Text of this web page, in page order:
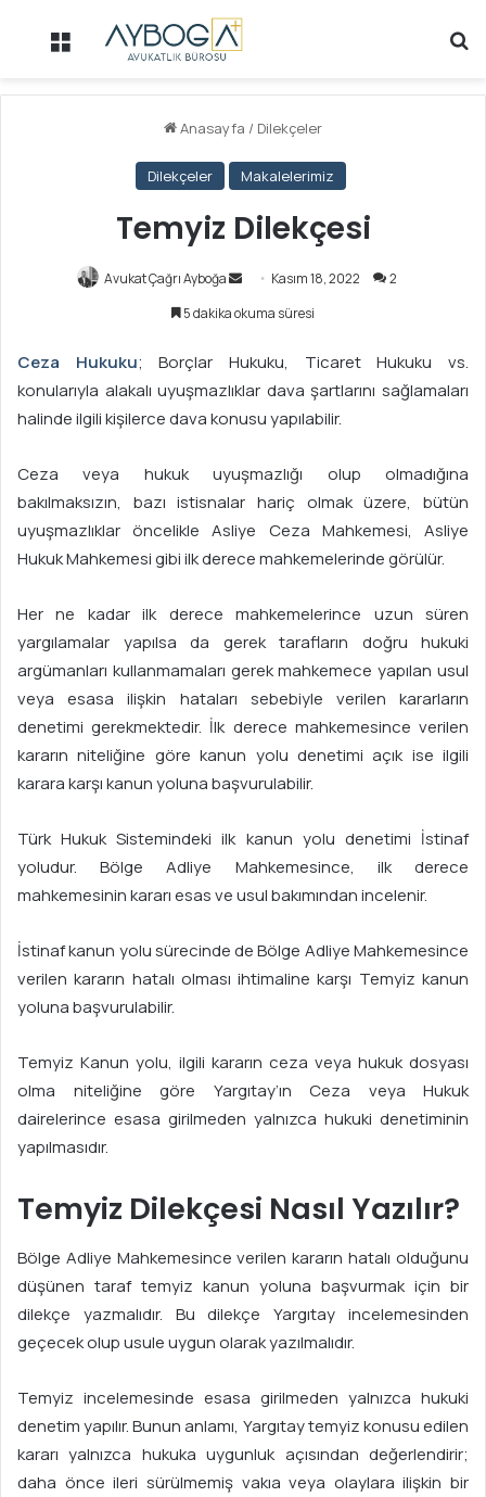
Menü
Anasayfa / Dilekçeler
Dilekçeler Makalelerimiz
Temyiz Dilekçesi
Avukat Çağrı Ayboğa
B
i
e
-
t
a
g
ö
d
e
r
m
e
Kasım 18, 2022
2
5 dakika okuma süresi
Ceza Hukuku; Borçlar Hukuku, Ticaret Hukuku vs.
konularıyla alakalı uyuşmazlıklar dava şartlarını sağlamaları
halinde ilgili kişilerce dava konusu yapılabilir.
Ceza veya hukuk uyuşmazlığı olup olmadığına
bakılmaksızın, bazı istisnalar hariç olmak üzere, bütün
uyuşmazlıklar öncelikle Asliye Ceza Mahkemesi, Asliye
Hukuk Mahkemesi gibi ilk derece mahkemelerinde görülür.
Her ne kadar ilk derece mahkemelerince uzun süren
yargılamalar yapılsa da gerek tarafların doğru hukuki
argümanları kullanmamaları gerek mahkemece yapılan usul
veya esasa ilişkin hataları sebebiyle verilen kararların
denetimi gerekmektedir. İlk derece mahkemesince verilen
kararın niteliğine göre kanun yolu denetimi açık ise ilgili
karara karşı kanun yoluna başvurulabilir.
Türk Hukuk Sistemindeki ilk kanun yolu denetimi İstinaf
yoludur. Bölge Adliye Mahkemesince, ilk derece
mahkemesinin kararı esas ve usul bakımından incelenir.
İstinaf kanun yolu sürecinde de Bölge Adliye Mahkemesince
verilen kararın hatalı olması ihtimaline karşı Temyiz kanun
yoluna başvurulabilir.
Temyiz Kanun yolu, ilgili kararın ceza veya hukuk dosyası
olma niteliğine göre Yargıtay’ın Ceza veya Hukuk
dairelerince esasa girilmeden yalnızca hukuki denetiminin
yapılmasıdır.
Temyiz Dilekçesi Nasıl Yazılır?
Bölge Adliye Mahkemesince verilen kararın hatalı olduğunu
düşünen taraf temyiz kanun yoluna başvurmak için bir
dilekçe yazmalıdır. Bu dilekçe Yargıtay incelemesinden
geçecek olup usule uygun olarak yazılmalıdır.
Temyiz incelemesinde esasa girilmeden yalnızca hukuki
denetim yapılır. Bunun anlamı, Yargıtay temyiz konusu edilen
kararı yalnızca hukuka uygunluk açısından değerlendirir;
daha önce ileri sürülmemiş vakıa veya olaylara ilişkin bir